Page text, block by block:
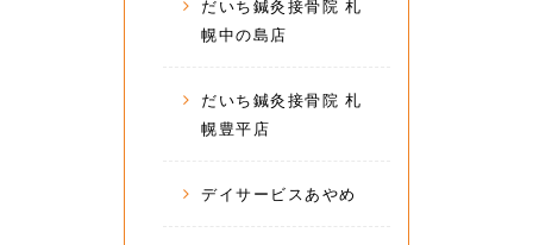
だいち鍼灸接骨院 札
幌中の島店
だいち鍼灸接骨院 札
幌豊平店
デイサービスあやめ